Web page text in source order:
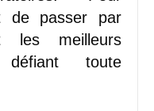
de passer par
les meilleurs
toute